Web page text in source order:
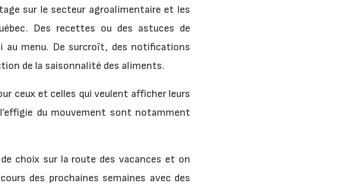
sur le secteur agroalimentaire et les
Des recettes ou des astuces de
menu. De surcroît, des notifications
de la saisonnalité des aliments.
ceux et celles qui veulent afficher leurs
du mouvement sont notamment
choix sur la route des vacances et on
des prochaines semaines avec des